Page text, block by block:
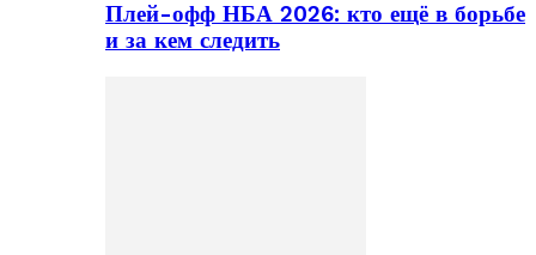
Плей-офф НБА 2026: кто ещё в борьбе
и за кем следить